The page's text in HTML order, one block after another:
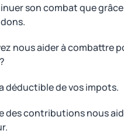
son combat que
nous aider à combattre
déductible de vos impots.
des contributions nous